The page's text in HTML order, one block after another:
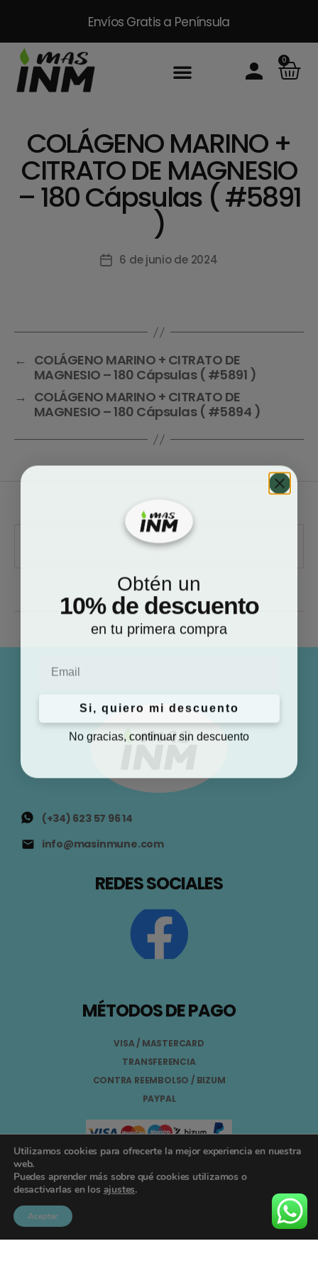
Envíos Gratis a Península
0
COLÁGENO MARINO +
CITRATO DE MAGNESIO
– 180 Cápsulas ( #5891
)
6 de junio de 2024
← COLÁGENO MARINO + CITRATO DE
MAGNESIO – 180 Cápsulas ( #5891 )
→ COLÁGENO MARINO + CITRATO DE
MAGNESIO – 180 Cápsulas ( #5894 )
(+34) 623 57 96 14
info@masinmune.com
REDES SOCIALES
MÉTODOS DE PAGO
VISA / MASTERCARD
TRANSFERENCIA
CONTRA REEMBOLSO / BIZUM
PAYPAL
Aviso Legal
Política de Privacidad
Utilizamos cookies para ofrecerte la mejor experiencia en nuestra
web.
Puedes aprender más sobre qué cookies utilizamos o
desactivarlas en los ajustes.
Aceptar
Obtén un
10% de descuento
en tu primera compra
Si, quiero mi descuento
No gracias, continuar sin descuento